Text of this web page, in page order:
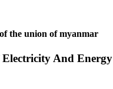
the union of myanmar
And Energy